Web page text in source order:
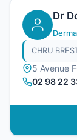
Dr
CHRU
5 Avenue
02 98 22